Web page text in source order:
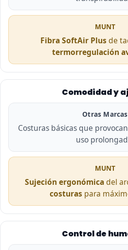
MUNT
Fibra SoftAir Plus de
termorregulación
Comodidad y
Otras Marcas
Costuras básicas que
uso
MUNT
Sujeción ergonómicadel
costuras para
Control de